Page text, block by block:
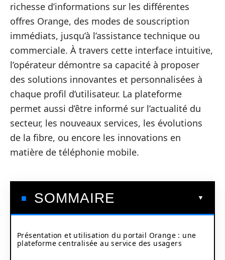
richesse d’informations sur les différentes
offres Orange, des modes de souscription
immédiats, jusqu’à l’assistance technique ou
commerciale. À travers cette interface intuitive,
l’opérateur démontre sa capacité à proposer
des solutions innovantes et personnalisées à
chaque profil d’utilisateur. La plateforme
permet aussi d’être informé sur l’actualité du
secteur, les nouveaux services, les évolutions
de la fibre, ou encore les innovations en
matière de téléphonie mobile.
SOMMAIRE
Présentation et utilisation du portail Orange : une
plateforme centralisée au service des usagers